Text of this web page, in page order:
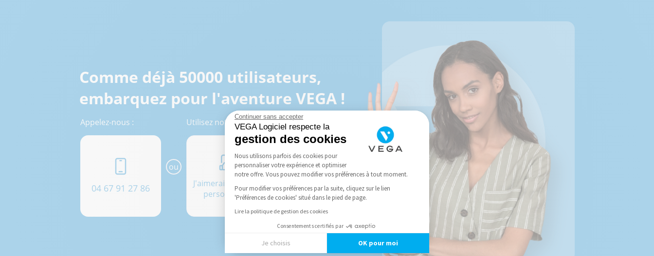
Continuer sans accepter
VEGA Logiciel respecte la
gestion des cookies
Nous utilisons parfois des cookies pour
personnaliser votre expérience et optimiser
notre offre. Vous pouvez modifier vos préférences à tout moment.
Pour modifier vos préférences par la suite, cliquez sur le lien
'Préférences de cookies' situé dans le pied de page.
Lire la politique de gestion des cookies
Consentements certifiés par
Je choisis OK pour moi
Comme déjà 50000 utilisateurs,
embarquez pour l'aventure VEGA !
Appelez-nous :
04 67 91 27 86
ou
Utilisez notre formulaire :
J'aimerais un devis
personnalisé
Je suis
déjà client